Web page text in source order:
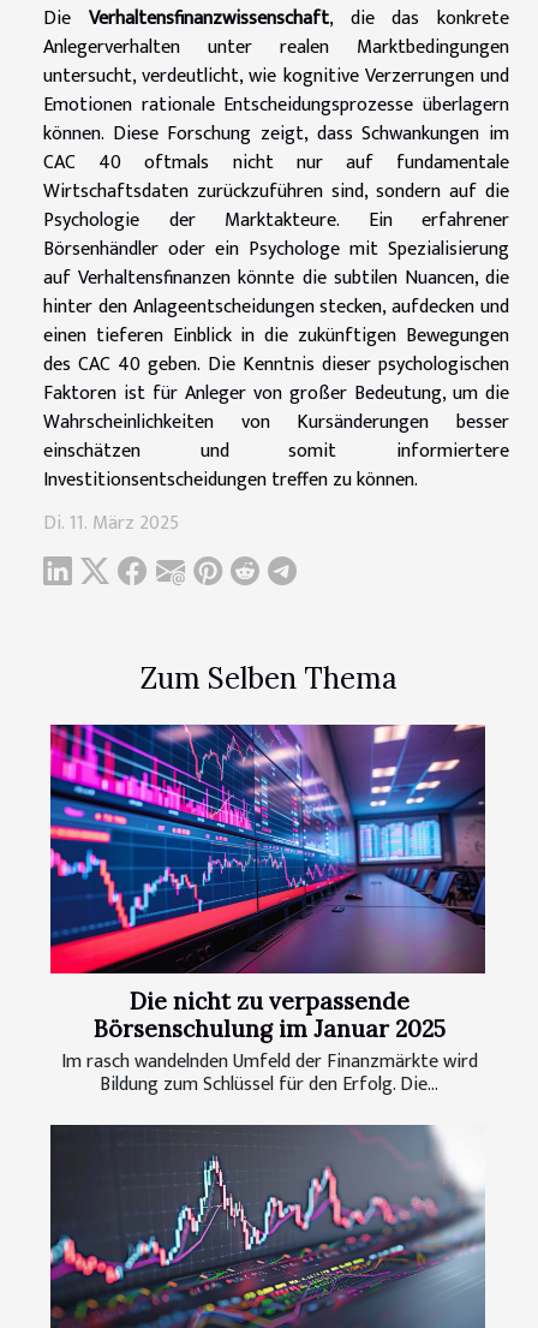
Zum Selben Thema
Die nicht zu verpassende
Börsenschulung im Januar 2025
Im rasch wandelnden Umfeld der Finanzmärkte wird
Bildung zum Schlüssel für den Erfolg. Die...
Die Verhaltensfinanzwissenschaft, die das konkrete
Anlegerverhalten unter realen Marktbedingungen
untersucht, verdeutlicht, wie kognitive Verzerrungen und
Emotionen rationale Entscheidungsprozesse überlagern
können. Diese Forschung zeigt, dass Schwankungen im
CAC 40 oftmals nicht nur auf fundamentale
Wirtschaftsdaten zurückzuführen sind, sondern auf die
Psychologie der Marktakteure. Ein erfahrener
Börsenhändler oder ein Psychologe mit Spezialisierung
auf Verhaltensfinanzen könnte die subtilen Nuancen, die
hinter den Anlageentscheidungen stecken, aufdecken und
einen tieferen Einblick in die zukünftigen Bewegungen
des CAC 40 geben. Die Kenntnis dieser psychologischen
Faktoren ist für Anleger von großer Bedeutung, um die
Wahrscheinlichkeiten von Kursänderungen besser
einschätzen und somit informiertere
Investitionsentscheidungen treffen zu können.
Di. 11. März 2025